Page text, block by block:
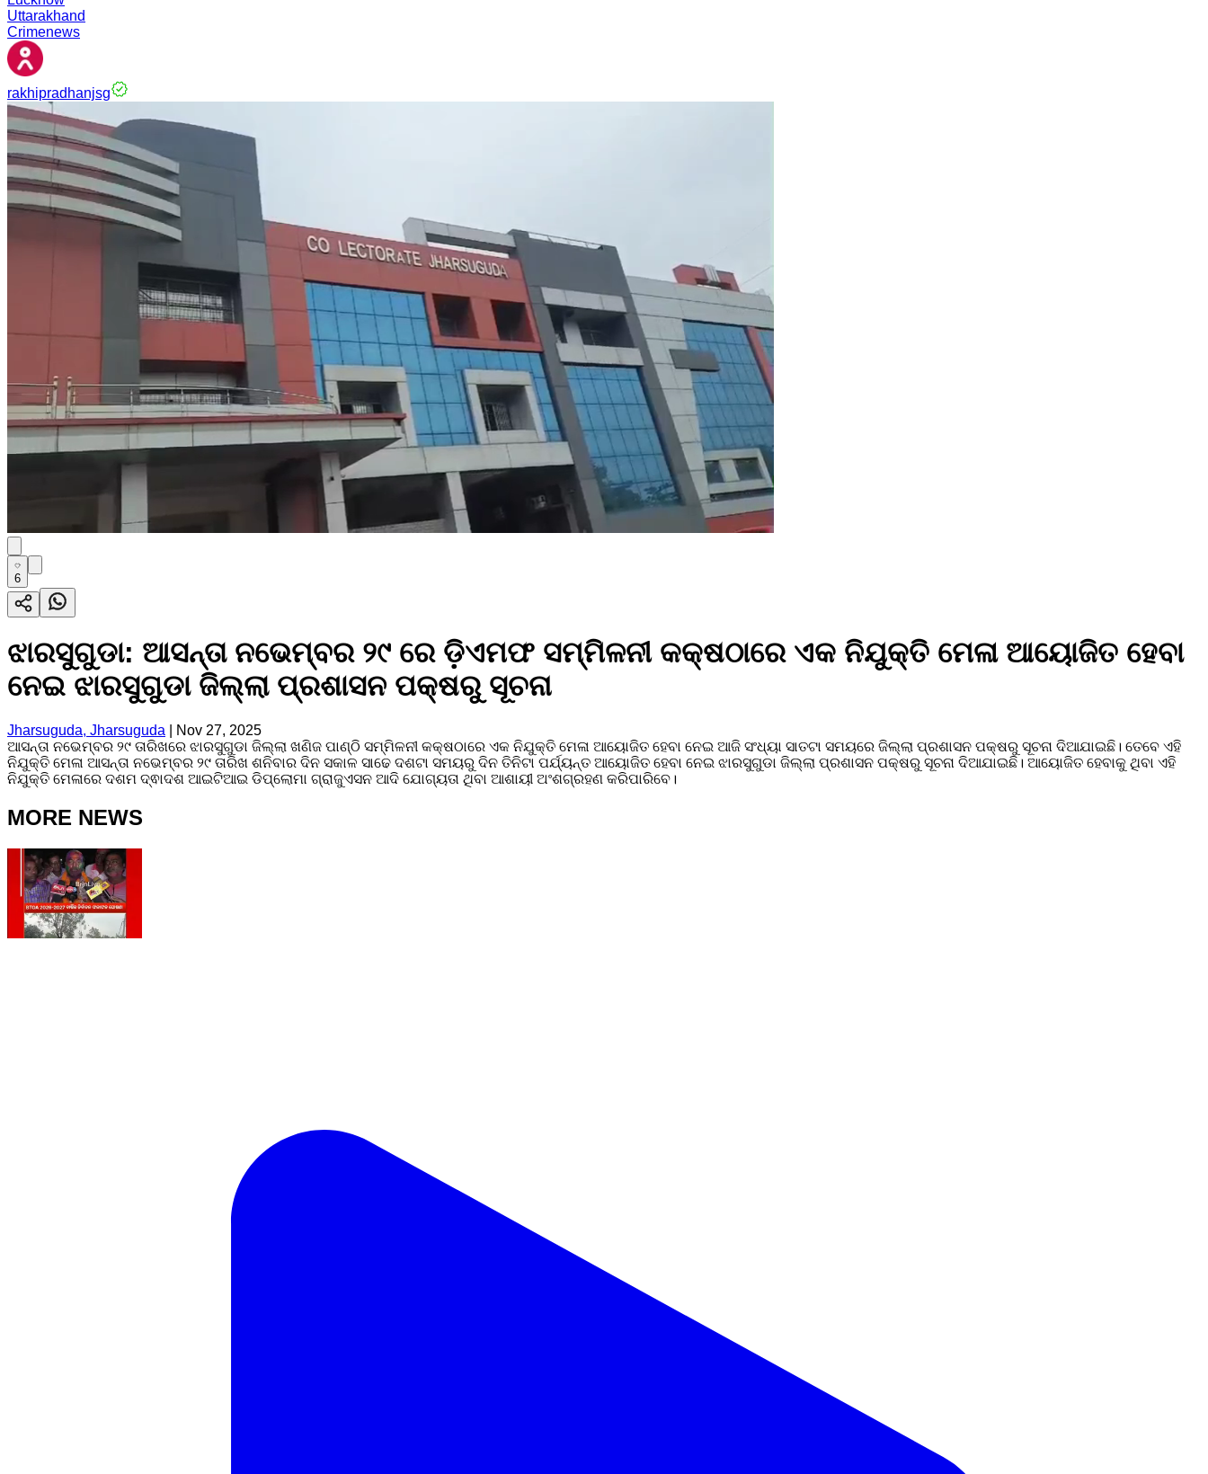
Uttarakhand
Crimenews
rakhipradhanjsg
6
ଝାରସୁଗୁଡା: ଆସନ୍ତା ନଭେମ୍ବର ୨୯ ରେ ଡ଼ିଏମଫ ସମ୍ମିଳନୀ କକ୍ଷଠାରେ ଏକ ନିଯୁକ୍ତି ମେଳା ଆୟୋଜିତ ହେବା
ନେଇ ଝାରସୁଗୁଡା ଜିଲ୍ଲା ପ୍ରଶାସନ ପକ୍ଷରୁ ସୂଚନା
Jharsuguda, Jharsuguda
Nov 27, 2025
ଆସନ୍ତା ନଭେମ୍ବର ୨୯ ତାରିଖରେ ଝାରସୁଗୁଡା ଜିଲ୍ଲା ଖଣିଜ ପାଣ୍ଠି ସମ୍ମିଳନୀ କକ୍ଷଠାରେ ଏକ ନିଯୁକ୍ତି ମେଳା ଆୟୋଜିତ ହେବା ନେଇ ଆଜି ସଂଧ୍ୟା ସାତଟା ସମୟରେ ଜିଲ୍ଲା ପ୍ରଶାସନ ପକ୍ଷରୁ ସୂଚନା ଦିଆଯାଇଛି। ତେବେ ଏହି
ନିଯୁକ୍ତି ମେଳା ଆସନ୍ତା ନଭେମ୍ବର ୨୯ ତାରିଖ ଶନିବାର ଦିନ ସକାଳ ସାଢେ ଦଶଟା ସମୟରୁ ଦିନ ତିନିଟା ପର୍ଯ୍ୟନ୍ତ ଆୟୋଜିତ ହେବା ନେଇ ଝାରସୁଗୁଡା ଜିଲ୍ଲା ପ୍ରଶାସନ ପକ୍ଷରୁ ସୂଚନା ଦିଆଯାଇଛି। ଆୟୋଜିତ ହେବାକୁ ଥିବା ଏହି
ନିଯୁକ୍ତି ମେଳାରେ ଦଶମ ଦ୍ଵାଦଶ ଆଇଟିଆଇ ଡିପ୍ଲୋମା ଗ୍ରାଜୁଏସନ ଆଦି ଯୋଗ୍ୟତା ଥିବା ଆଶାୟୀ ଅଂଶଗ୍ରହଣ କରିପାରିବେ।
MORE NEWS